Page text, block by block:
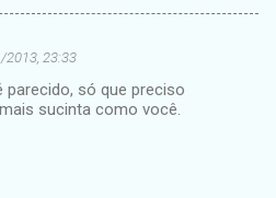
2013, 23:33
parecido, só que preciso
sucinta como você.